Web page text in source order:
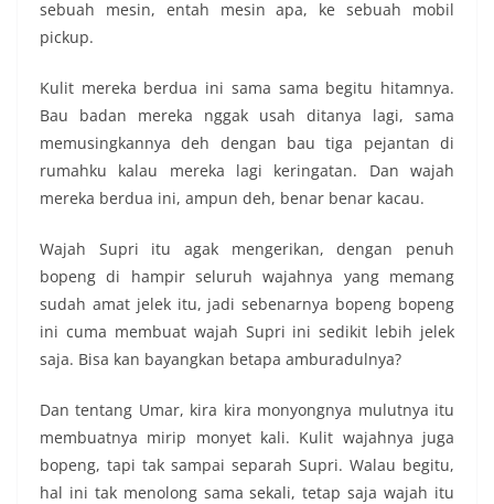
sebuah mesin, entah mesin apa, ke sebuah mobil
pickup.
Kulit mereka berdua ini sama sama begitu hitamnya.
Bau badan mereka nggak usah ditanya lagi, sama
memusingkannya deh dengan bau tiga pejantan di
rumahku kalau mereka lagi keringatan. Dan wajah
mereka berdua ini, ampun deh, benar benar kacau.
Wajah Supri itu agak mengerikan, dengan penuh
bopeng di hampir seluruh wajahnya yang memang
sudah amat jelek itu, jadi sebenarnya bopeng bopeng
ini cuma membuat wajah Supri ini sedikit lebih jelek
saja. Bisa kan bayangkan betapa amburadulnya?
Dan tentang Umar, kira kira monyongnya mulutnya itu
membuatnya mirip monyet kali. Kulit wajahnya juga
bopeng, tapi tak sampai separah Supri. Walau begitu,
hal ini tak menolong sama sekali, tetap saja wajah itu